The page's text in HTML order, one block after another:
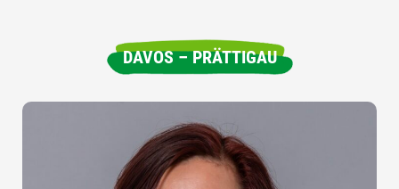
DAVOS – PRÄTTIGAU